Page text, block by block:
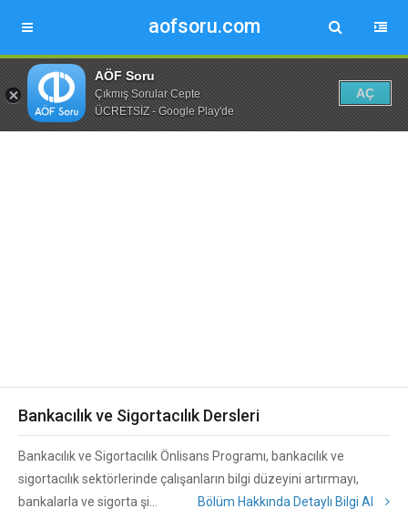
aofsoru.com
AÖF Soru
Çıkmış Sorular Cepte
ÜCRETSİZ - Google Play'de
AÇ
Bankacılık ve Sigortacılık Dersleri
Bankacılık ve Sigortacılık Önlisans Programı, bankacılık ve
sigortacılık sektörlerinde çalışanların bilgi düzeyini artırmayı,
bankalarla ve sigorta şi...
Bölüm Hakkında Detaylı Bilgi Al